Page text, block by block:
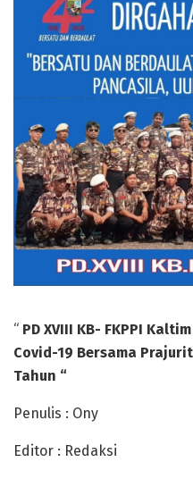
“ PD XVIII KB- FKPPI
Covid-19 Bersama
Tahun “
Penulis : Ony
Editor : Redaksi